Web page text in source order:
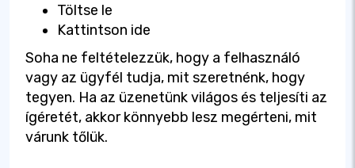
Töltse le
Kattintson ide
Soha ne feltételezzük, hogy a felhasználó
vagy az ügyfél tudja, mit szeretnénk, hogy
tegyen. Ha az üzenetünk világos és teljesíti az
ígéretét, akkor könnyebb lesz megérteni, mit
várunk tőlük.